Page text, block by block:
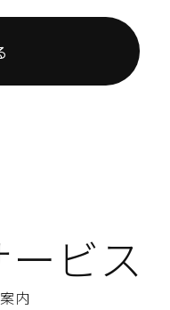
ビス
内